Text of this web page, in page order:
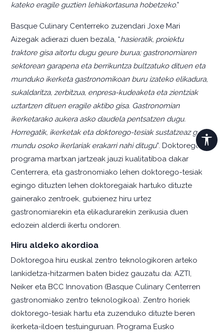
kateko eragile guztien lehiakortasuna hobetzeko.”
Basque Culinary Centerreko zuzendari Joxe Mari
Aizegak adierazi duen bezala, “hasieratik, proiektu
traktore gisa aitortu dugu geure burua; gastronomiaren
sektorean garapena eta berrikuntza bultzatuko dituen eta
munduko ikerketa gastronomikoan buru izateko elikadura,
sukaldaritza, zerbitzua, enpresa-kudeaketa eta zientziak
uztartzen dituen eragile aktibo gisa. Gastronomian
ikerketarako aukera asko daudela pentsatzen dugu.
Horregatik, ikerketak eta doktorego-tesiak sustatzeaz gain,
mundu osoko ikerlariak erakarri nahi ditugu”. Doktorego-
programa martxan jartzeak jauzi kualitatiboa dakar
Centerrera, eta gastronomiako lehen doktorego-tesiak
egingo dituzten lehen doktoregaiak hartuko dituzte
gainerako zentroek, gutxienez hiru urtez
gastronomiarekin eta elikadurarekin zerikusia duen
edozein alderdi ikertu ondoren.
Hiru aldeko akordioa
Doktoregoa hiru euskal zentro teknologikoren arteko
lankidetza-hitzarmen baten bidez gauzatu da: AZTI,
Neiker eta BCC Innovation (Basque Culinary Centerren
gastronomiako zentro teknologikoa). Zentro horiek
doktorego-tesiak hartu eta zuzenduko dituzte beren
ikerketa-ildoen testuinguruan. Programa Eusko